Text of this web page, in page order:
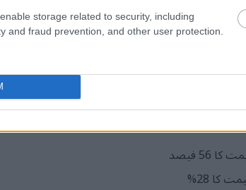
storage related to security, including
and fraud prevention, and other user protection.
ہوتی ہے۔ ہر خدمت آپ کو دیتا ہے:
فیصد